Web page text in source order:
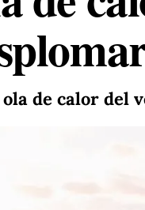
de calor del